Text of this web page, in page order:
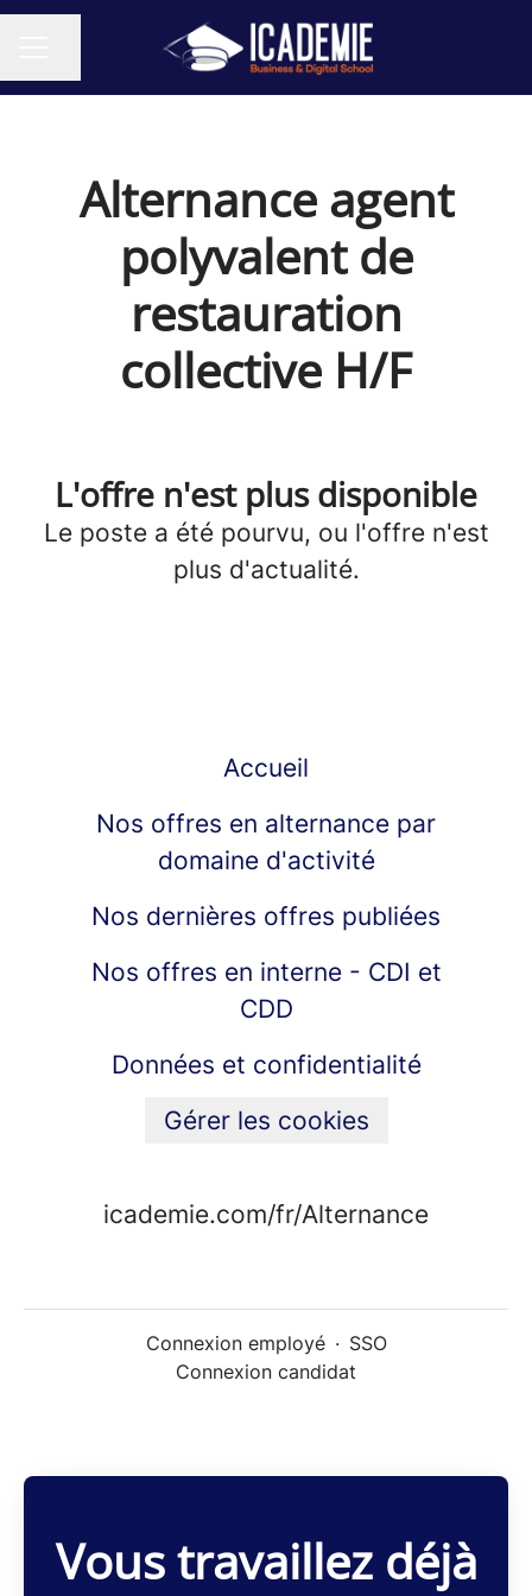
Partager la page
Alternance agent
polyvalent de
restauration
collective H/F
L'offre n'est plus disponible
Le poste a été pourvu, ou l'offre n'est
plus d'actualité.
Accueil
Nos offres en alternance par
domaine d'activité
Nos dernières offres publiées
Nos offres en interne - CDI et
CDD
Données et confidentialité
Gérer les cookies
icademie.com/fr/Alternance
Connexion employé · SSO
Connexion candidat
Vous travaillez déjà